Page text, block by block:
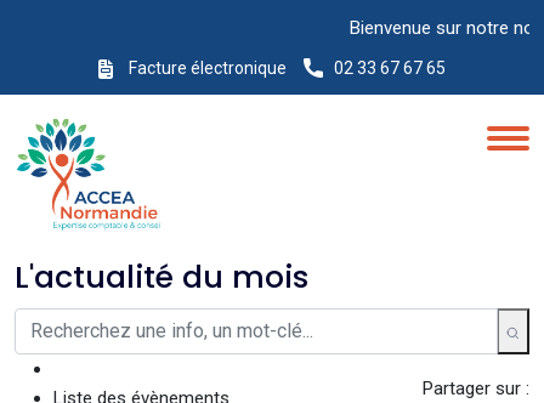
Bienvenue sur notre
Facture électronique 02 33 67 67 65
L'actualité du mois
Partager sur :